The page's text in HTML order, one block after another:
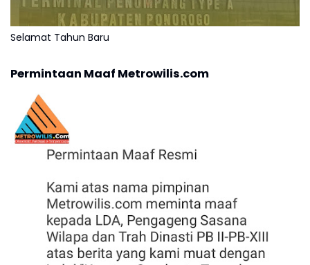
Selamat Tahun Baru
Permintaan Maaf Metrowilis.com